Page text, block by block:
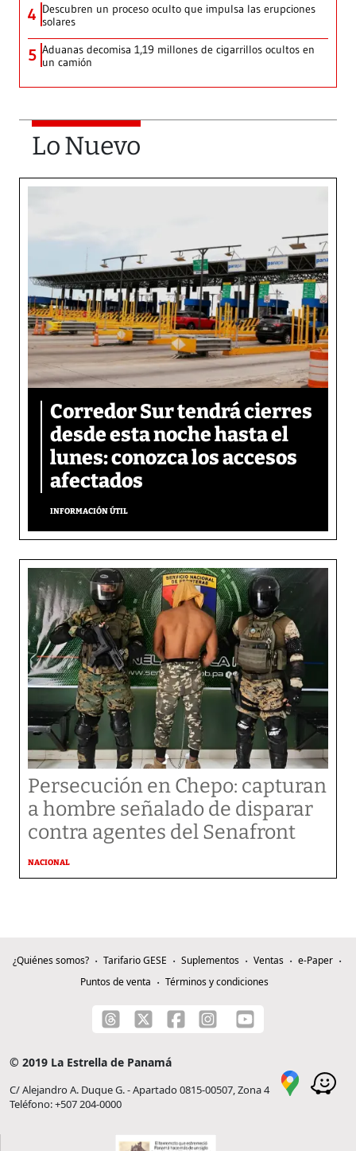
4 Descubren un proceso oculto que impulsa las erupciones
solares
5 Aduanas decomisa 1,19 millones de cigarrillos ocultos en
un camión
Lo Nuevo
Corredor Sur tendrá cierres
desde esta noche hasta el
lunes: conozca los accesos
afectados
INFORMACIÓN ÚTIL
Persecución en Chepo: capturan
a hombre señalado de disparar
contra agentes del Senafront
NACIONAL
¿Quiénes somos? Tarifario GESE Suplementos Ventas
e-Paper
Puntos de venta
Términos y condiciones
© 2019 La Estrella de Panamá
C/ Alejandro A. Duque G. - Apartado 0815-00507, Zona 4
Teléfono: +507 204-0000